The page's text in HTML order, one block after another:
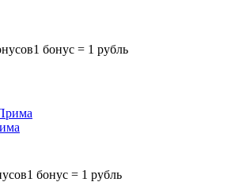
1 бонус = 1 рубль
1 бонус = 1 рубль